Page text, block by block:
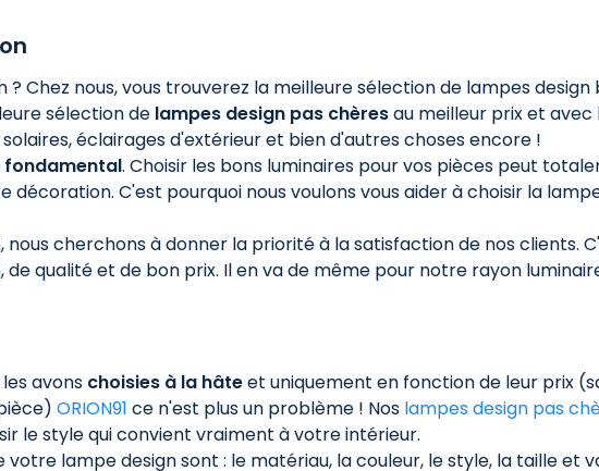
Chez nous, vous trouverez la meilleure sélection de lampes
sélection de lampes design pas chèresau meilleur prix et avec
éclairages d'extérieur et bien d'autres choses encore !
fondamental. Choisir les bons luminaires pour vos pièces peut
C'est pourquoi nous voulons vous aider à choisir la
cherchons à donner la priorité à la satisfaction de nos clients.
qualité et de bon prix. Il en va de même pour notre rayon
avons choisies à la hâteet uniquement en fonction de leur prix
ORION91 ce n'est plus un problème ! Nos lampes design pas
le style qui convient vraiment à votre intérieur.
votre lampe design sont : le matériau, la couleur, le style, la taille et